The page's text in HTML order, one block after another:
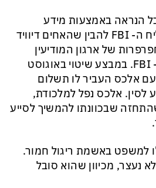
הנראה באמצעות מידע
ה- FBI להבין שהאחים דיוויד
של ארגון המודיעין
FBI. במבצע שיטוי באוגוסט
עם אלכס העביר לו תשלום
לסין. אלכס נפל למלכודת,
שבכוונתו להמשיך לסייע
למשפט באשמת ריגול חמור.
דיוויד (בן ה- 88) לא נעצר, מכיוון שהוא סובל